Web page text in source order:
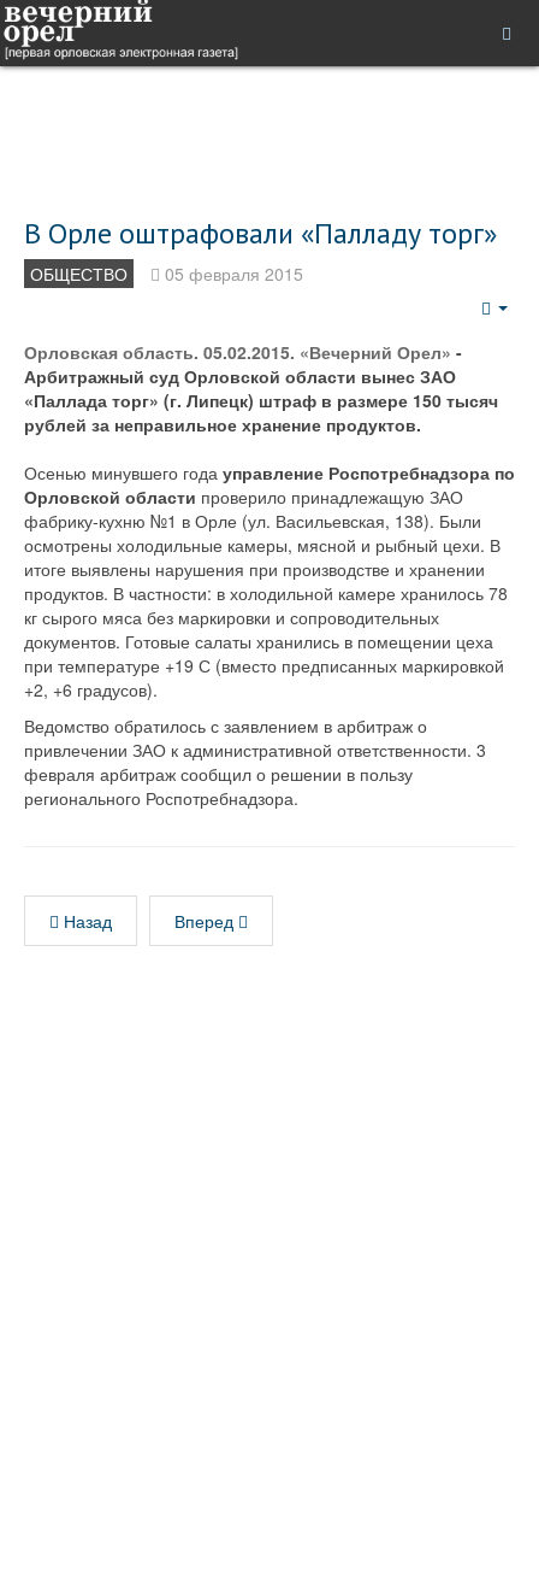
В Орле оштрафовали «Палладу торг»
ОБЩЕСТВО 05 февраля 2015
Орловская область. 05.02.2015. «Вечерний Орел» -
Арбитражный суд Орловской области вынес ЗАО
«Паллада торг» (г. Липецк) штраф в размере 150 тысяч
рублей за неправильное хранение продуктов.
Осенью минувшего года управление Роспотребнадзора по
Орловской области проверило принадлежащую ЗАО
фабрику-кухню №1 в Орле (ул. Васильевская, 138). Были
осмотрены холодильные камеры, мясной и рыбный цехи. В
итоге выявлены нарушения при производстве и хранении
продуктов. В частности: в холодильной камере хранилось 78
кг сырого мяса без маркировки и сопроводительных
документов. Готовые салаты хранились в помещении цеха
при температуре +19 С (вместо предписанных маркировкой
+2, +6 градусов).
Ведомство обратилось с заявлением в арбитраж о
привлечении ЗАО к административной ответственности. 3
февраля арбитраж сообщил о решении в пользу
регионального Роспотребнадзора.
Назад Вперед